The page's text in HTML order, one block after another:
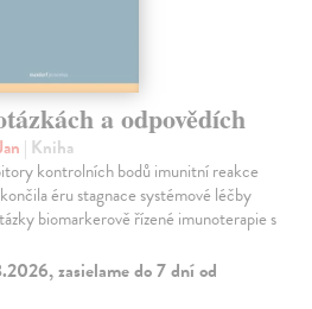
a odpovědích
| Kniha
kontrolních bodů imunitní reakce
éru stagnace systémové léčby
biomarkerově řízené imunoterapie s
zasielame do 7 dní od